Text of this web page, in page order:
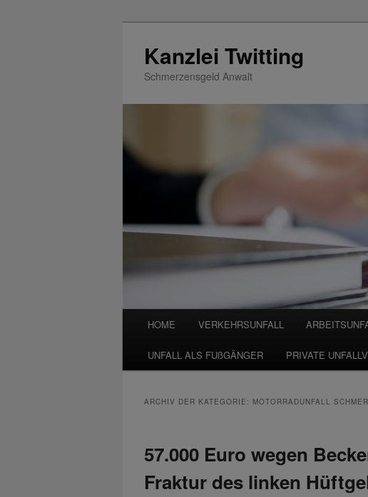
Kanzlei Twitting
Schmerzensgeld Anwalt
Hauptmenü
HOME VERKEHRSUNFALL
UNFALL ALS FUßGÄNGER PRIVATE
ARCHIV DER KATEGORIE: MOTORRADUNFALL
57.000 Euro wegen
Fraktur des linken